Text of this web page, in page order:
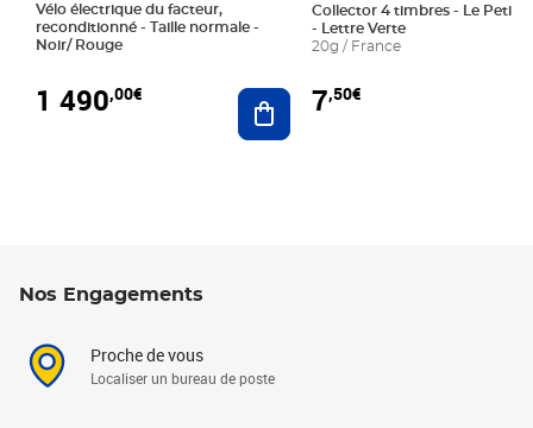
Vélo électrique du facteur,
reconditionné - Taille normale -
Noir/ Rouge
1 490,00€ Ajouter au panier
Collector 4 timbres - Le Petit
- Lettre Verte
20g / France
7,50€
Nos Engagements
Proche de vous
Localiser un bureau de poste